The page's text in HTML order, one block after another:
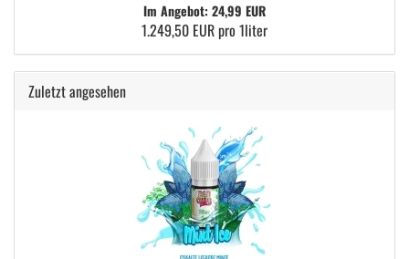
Im Angebot: 24,99 EUR
1.249,50 EUR pro 1liter
Zuletzt angesehen